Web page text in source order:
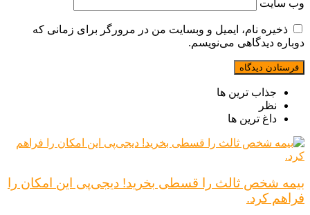
وب‌ سایت
ذخیره نام، ایمیل و وبسایت من در مرورگر برای زمانی که
دوباره دیدگاهی می‌نویسم.
جذاب ترین ها
نظر
داغ ترین ها
بیمه شخص ثالث را قسطی بخرید! دیجی‌پی این امکان را
فراهم کرد.